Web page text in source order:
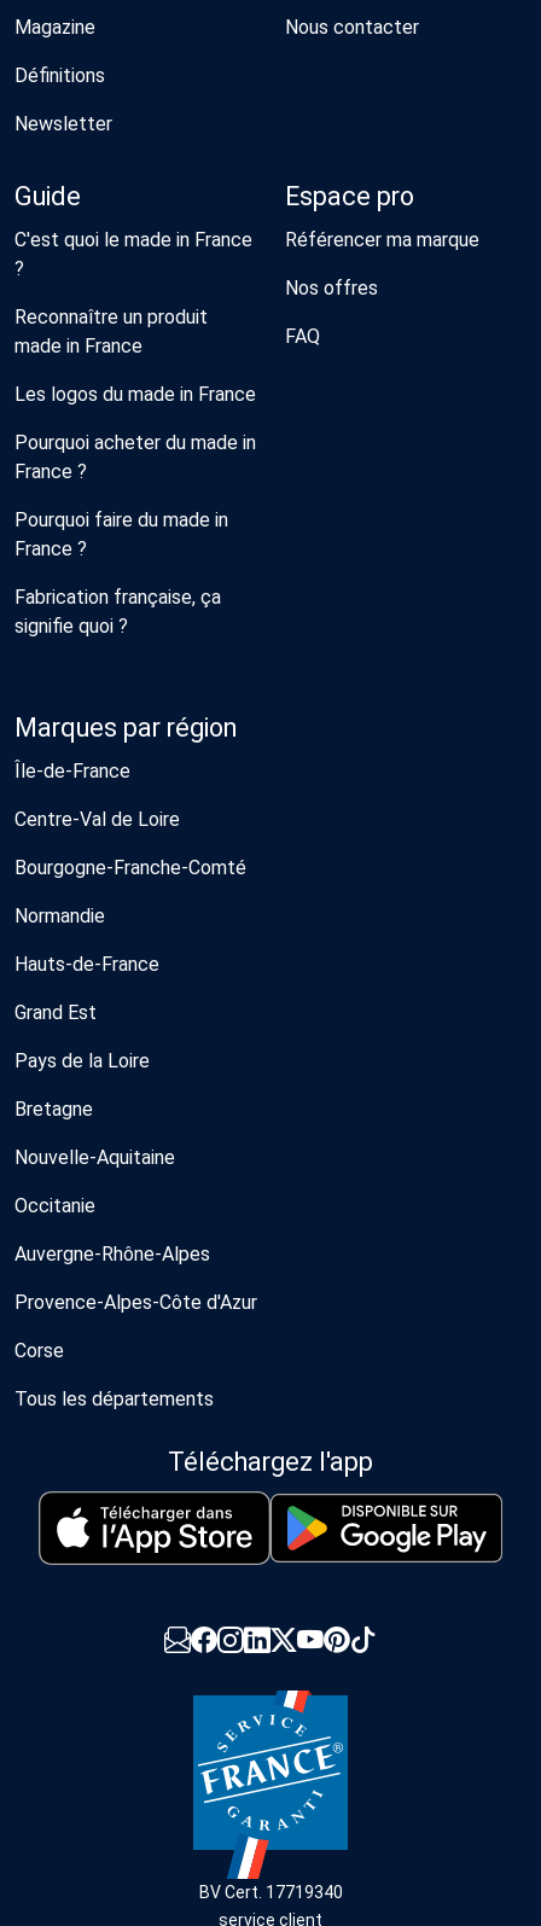
Magazine
Définitions
Newsletter
Nous contacter
Guide
C'est quoi le made in France
?
Reconnaître un produit
made in France
Les logos du made in France
Pourquoi acheter du made in
France ?
Pourquoi faire du made in
France ?
Fabrication française, ça
signifie quoi ?
Espace pro
Référencer ma marque
Nos offres
FAQ
Marques par région
Île-de-France
Centre-Val de Loire
Bourgogne-Franche-Comté
Normandie
Hauts-de-France
Grand Est
Pays de la Loire
Bretagne
Nouvelle-Aquitaine
Occitanie
Auvergne-Rhône-Alpes
Provence-Alpes-Côte d'Azur
Corse
Tous les départements
Téléchargez l'app
BV Cert. 17719340
service client